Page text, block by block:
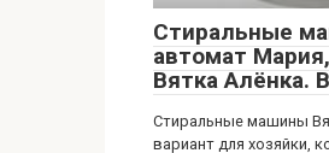
Стиральные
автомат
Вятка Алёнка.
Стиральные машины
вариант для хозяйки,